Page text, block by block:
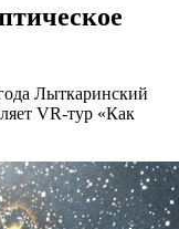
Лыткаринский
VR-тур «Как